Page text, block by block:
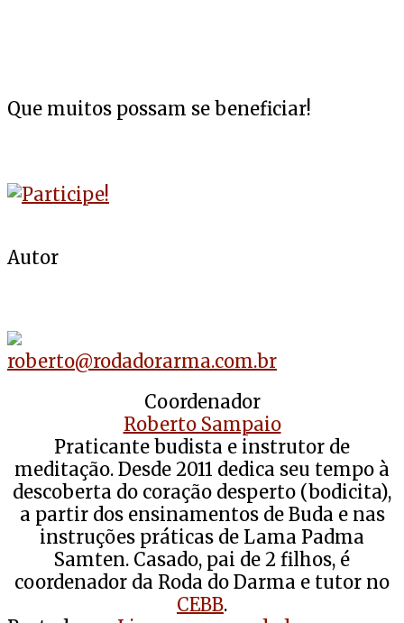
Que muitos possam se beneficiar!
Autor
roberto@rodadorarma.com.br
Coordenador
Roberto Sampaio
Praticante budista e instrutor de
meditação. Desde 2011 dedica seu tempo à
descoberta do coração desperto (bodicita),
a partir dos ensinamentos de Buda e nas
instruções práticas de Lama Padma
Samten. Casado, pai de 2 filhos, é
coordenador da Roda do Darma e tutor no
CEBB.